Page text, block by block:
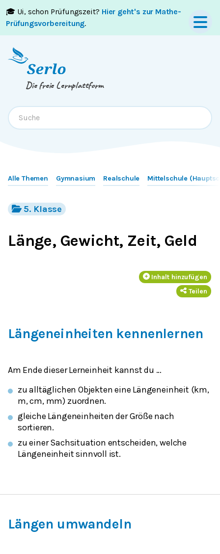
🎓 Ui, schon Prüfungszeit? Hier geht's zur Mathe-
Prüfungsvorbereitung.
Springe zumInhaltoderFooter
Die freie Lernplattform
Alle Themen Gymnasium Realschule Mittelschule
5. Klasse
Länge, Gewicht, Zeit, Geld
Inhalt hinzufügen
Teilen
Längeneinheiten kennenlernen
Am Ende dieser Lerneinheit kannst du …
zu alltäglichen Objekten eine Längeneinheit (km,
m, cm, mm) zuordnen.
gleiche Längeneinheiten der Größe nach
sortieren.
zu einer Sachsituation entscheiden, welche
Längeneinheit sinnvoll ist.
Längen umwandeln